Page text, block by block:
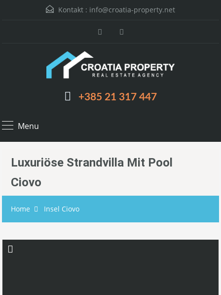
Kontakt : info@croatia-property.net
+385 21 317 447
Menu
Luxuriöse Strandvilla Mit Pool
Ciovo
Home Insel Ciovo